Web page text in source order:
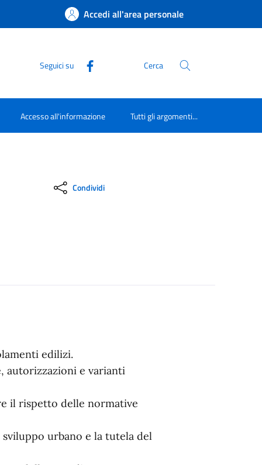
Accedi all'area personale
Seguici su Cerca
Accesso all'informazione Tutti gli argomenti...
Condividi
edilizi.
autorizzazioni e varianti
il rispetto delle normative
urbano e la tutela del